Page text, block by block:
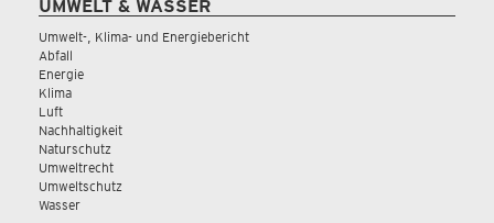
UMWELT & WASSER
Umwelt-, Klima- und Energiebericht
Abfall
Energie
Klima
Luft
Nachhaltigkeit
Naturschutz
Umweltrecht
Umweltschutz
Wasser